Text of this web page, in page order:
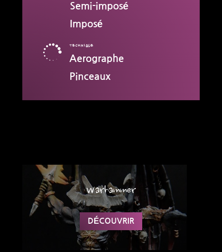
Semi-imposé
Imposé
 TECHNIQUE
Aerographe
Pinceaux
Warhammer
DÉCOUVRIR